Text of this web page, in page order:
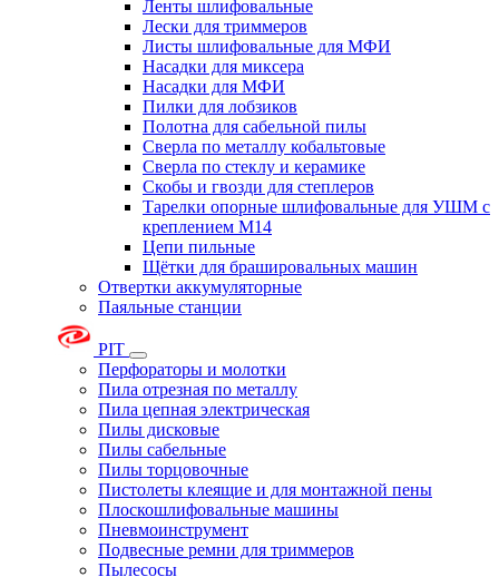
Ленты шлифовальные
Лески для триммеров
Листы шлифовальные для МФИ
Насадки для миксера
Насадки для МФИ
Пилки для лобзиков
Полотна для сабельной пилы
Сверла по металлу кобальтовые
Сверла по стеклу и керамике
Скобы и гвозди для степлеров
Тарелки опорные шлифовальные для УШМ с
креплением М14
Цепи пильные
Щётки для брашировальных машин
Отвертки аккумуляторные
Паяльные станции
PIT
Перфораторы и молотки
Пила отрезная по металлу
Пила цепная электрическая
Пилы дисковые
Пилы сабельные
Пилы торцовочные
Пистолеты клеящие и для монтажной пены
Плоскошлифовальные машины
Пневмоинструмент
Подвесные ремни для триммеров
Пылесосы